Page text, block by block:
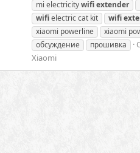
mi electricitywifiextender
wifielectric cat kit wifi
xiaomi powerline
xiaomi
обсуждение
прошивка
Xiaomi